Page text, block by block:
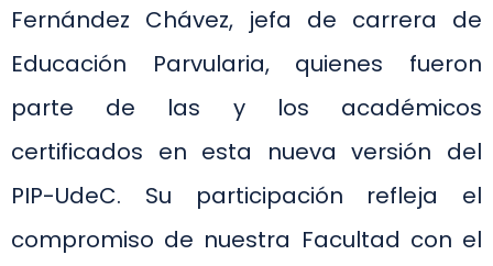
Fernández Chávez, jefa de carrera de
Educación Parvularia, quienes fueron
parte de las y los académicos
certificados en esta nueva versión del
PIP-UdeC. Su participación refleja el
compromiso de nuestra Facultad con el